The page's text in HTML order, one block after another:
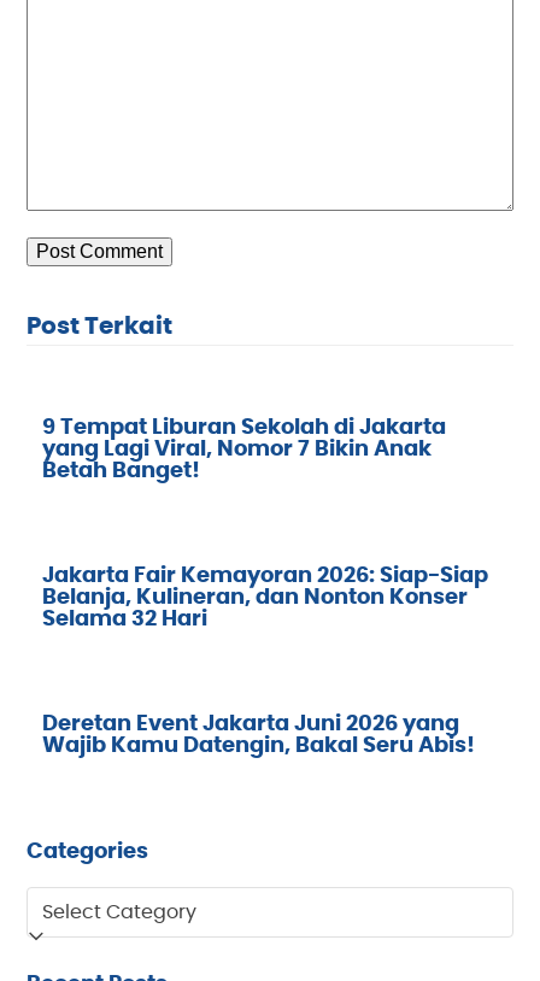
Post Terkait
9 Tempat Liburan Sekolah di Jakarta
yang Lagi Viral, Nomor 7 Bikin Anak
Betah Banget!
Jakarta Fair Kemayoran 2026: Siap-Siap
Belanja, Kulineran, dan Nonton Konser
Selama 32 Hari
Deretan Event Jakarta Juni 2026 yang
Wajib Kamu Datengin, Bakal Seru Abis!
Categories
Categories